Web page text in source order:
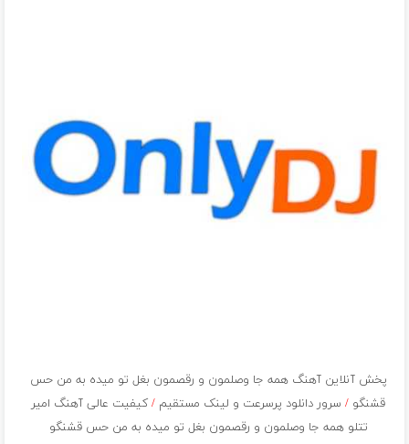
پخش آنلاین آهنگ همه جا وصلمون و رقصمون بغل تو میده به من حس
قشنگو /سرور دانلود پرسرعت و لینک مستقیم /کیفیت عالی آهنگ امیر
تتلو همه جا وصلمون و رقصمون بغل تو میده به من حس قشنگو